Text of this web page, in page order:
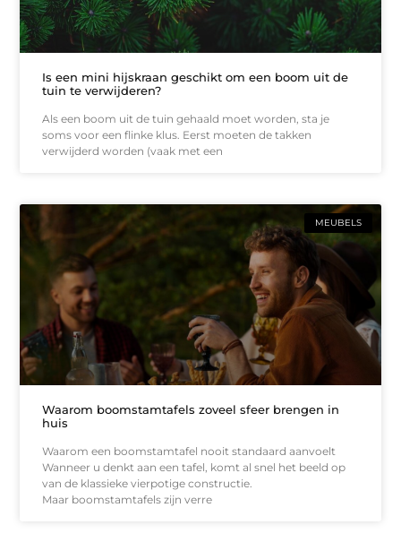
Is een mini hijskraan geschikt om een boom uit de
tuin te verwijderen?
Als een boom uit de tuin gehaald moet worden, sta je
soms voor een flinke klus. Eerst moeten de takken
verwijderd worden (vaak met een
MEUBELS
Waarom boomstamtafels zoveel sfeer brengen in
huis
Waarom een boomstamtafel nooit standaard aanvoelt
Wanneer u denkt aan een tafel, komt al snel het beeld op
van de klassieke vierpotige constructie.
Maar boomstamtafels zijn verre